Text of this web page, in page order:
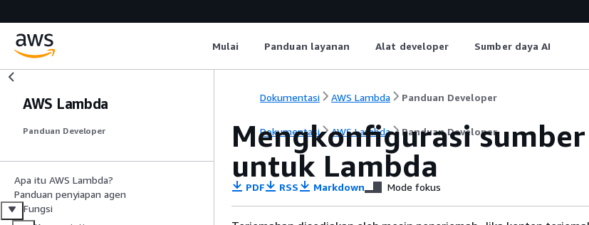
Mulai Panduan layanan Alat developer Sumber daya AI
AWS Lambda
Panduan Developer
Apa itu AWS Lambda?
Panduan penyiapan agen
Fungsi
Dokumentasi AWS Lambda Panduan Developer
Dokumentasi AWS Lambda Panduan Developer
Mengkonfigurasi
untuk Lambda
PDF RSS Markdown Mode fokus